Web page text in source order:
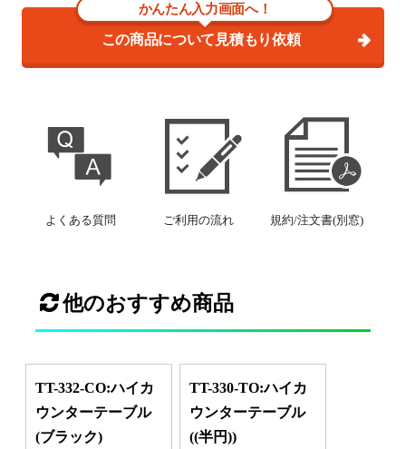
かんたん入力画面へ！
この商品について見積もり依頼
よくある質問 ご利用の流れ 規約/注文書(別窓)
他のおすすめ商品
TT-332-CO:ハイカ
ウンターテーブル
(ブラック)
TT-330-TO:ハイカ
ウンターテーブル
((半円))